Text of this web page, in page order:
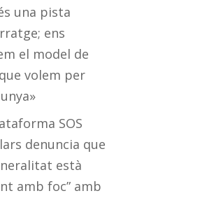
una pista
ens
el model de
volem per
SOS
denuncia que
està
amb foc” amb